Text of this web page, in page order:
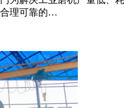
理可靠的…